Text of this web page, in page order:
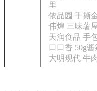
里
依品园 手撕
伟煌 三味薯
天润食品 手
口口香 50g
大明现代 牛